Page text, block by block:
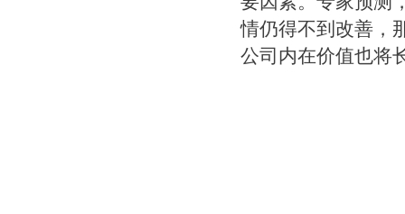
情仍得不到改善，
公司内在价值也将